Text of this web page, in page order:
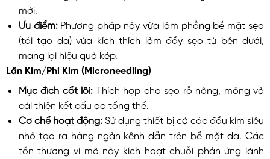
mới.
Ưu điểm: Phương pháp này vừa làm phẳng bề mặt sẹo
(tái tạo da) vừa kích thích làm đầy sẹo từ bên dưới,
mang lại hiệu quả kép.
Lăn Kim/Phi Kim (Microneedling)
Mục đích cốt lõi: Thích hợp cho sẹo rỗ nông, mỏng và
cải thiện kết cấu da tổng thể.
Cơ chế hoạt động: Sử dụng thiết bị có các đầu kim siêu
nhỏ tạo ra hàng ngàn kênh dẫn trên bề mặt da. Các
tổn thương vi mô này kích hoạt chuỗi phản ứng lành